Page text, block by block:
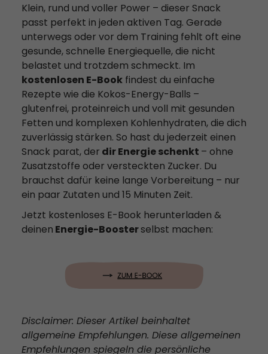
Klein, rund und voller Power – dieser Snack
passt perfekt in jeden aktiven Tag. Gerade
unterwegs oder vor dem Training fehlt oft eine
gesunde, schnelle Energiequelle, die nicht
belastet und trotzdem schmeckt. Im
kostenlosen E-Bookfindest du einfache
Rezepte wie die Kokos-Energy-Balls –
glutenfrei, proteinreich und voll mit gesunden
Fetten und komplexen Kohlenhydraten, die dich
zuverlässig stärken. So hast du jederzeit einen
Snack parat, der dir Energie schenkt – ohne
Zusatzstoffe oder versteckten Zucker. Du
brauchst dafür keine lange Vorbereitung – nur
ein paar Zutaten und 15 Minuten Zeit.
Jetzt kostenloses E-Book herunterladen &
deinen Energie-Boosterselbst machen:
Disclaimer: Dieser Artikel beinhaltet
allgemeine Empfehlungen. Diese allgemeinen
Empfehlungen spiegeln die persönliche